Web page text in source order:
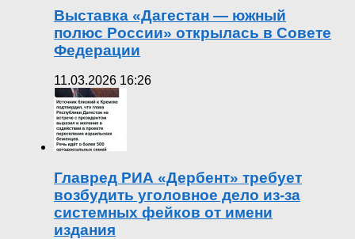
Выставка «Дагестан — южный
полюс России» открылась в Совете
Федерации
11.03.2026 16:26
Главред РИА «Дербент» требует
возбудить уголовное дело из-за
системных фейков от имени
издания